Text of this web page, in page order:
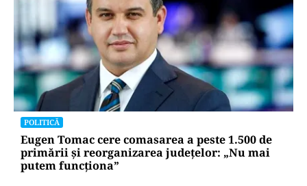
POLITICĂ
Eugen Tomac cere comasarea a peste 1.500 de
primării și reorganizarea județelor: „Nu mai
putem funcționa”